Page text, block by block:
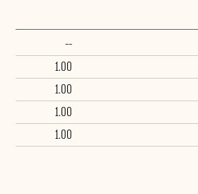
--
1.00
1.00
1.00
1.00